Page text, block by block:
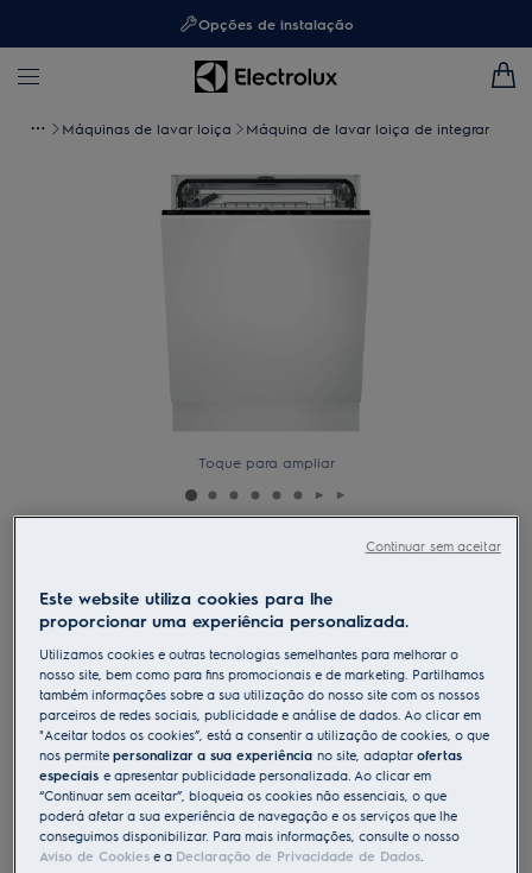
Opções de instalação
Máquinas de lavar loiça Máquina de lavar loiça de integrar
Toque para ampliar
Máquina de lavar loiça de 60 cm
de encastrar Série 300 AirDry para
13 talheres
Ficha de informação do produto
Benefícios
Secagem até três vezes superior com um fluxo de ar natural
A nossa tecnologia utiliza um fluxo de ar natural para secar
totalmente a loiça
Com a ajuda dos sensores ajusta o tempo, a temperatura e a
quantidade de água ideais para cada carga
As dobradiças deslizantes permitem instalar a máquina de loiça
Este website utiliza cookies para lhe
proporcionar uma experiência personalizada.
Utilizamos cookies e outras tecnologias semelhantes para melhorar o
nosso site, bem como para fins promocionais e de marketing. Partilhamos
também informações sobre a sua utilização do nosso site com os nossos
parceiros de redes sociais, publicidade e análise de dados. Ao clicar em
"Aceitar todos os cookies”, está a consentir a utilização de cookies, o que
nos permitepersonalizar a sua experiênciano site, adaptarofertas
especiaise apresentar publicidade personalizada. Ao clicar em
“Continuar sem aceitar”, bloqueia os cookies não essenciais, o que
poderá afetar a sua experiência de navegação e os serviços que lhe
conseguimos disponibilizar. Para mais informações, consulte o nosso
Aviso de Cookies e a Declaração de Privacidade de Dados
Continuar sem aceitar